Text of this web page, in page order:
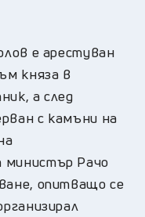
е арестуван
княза в
а след
с камъни на
министър Рачо
опитващо се